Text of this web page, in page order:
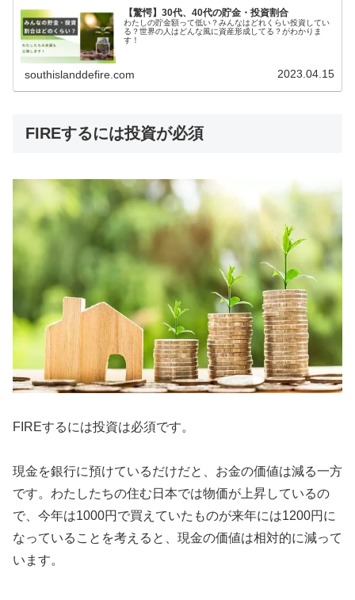
【驚愕】30代、40代の貯金・投資割合
わたしの貯金額って低い？みんなはどれくらい投資してい
る？世界の人はどんな風に資産形成してる？がわかりま
す！
southislanddefire.com 2023.04.15
FIREするには投資が必須
FIREするには投資は必須です。
現金を銀行に預けているだけだと、お金の価値は減る一方
です。わたしたちの住む日本では物価が上昇しているの
で、今年は1000円で買えていたものが来年には1200円に
なっていることを考えると、現金の価値は相対的に減って
います。